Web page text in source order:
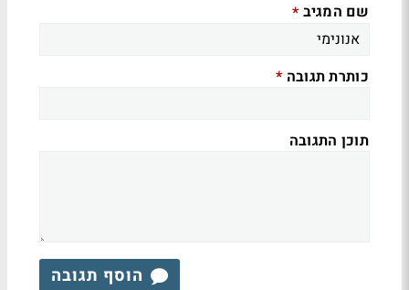
שם המגיב *
כותרת תגובה *
תוכן התגובה
הוסף תגובה